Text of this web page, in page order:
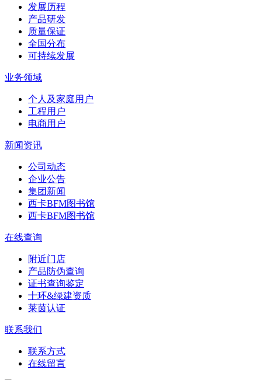
发展历程
产品研发
质量保证
全国分布
可持续发展
业务领域
个人及家庭用户
工程用户
电商用户
新闻资讯
公司动态
企业公告
集团新闻
西卡BFM图书馆
西卡BFM图书馆
在线查询
附近门店
产品防伪查询
证书查询鉴定
十环&绿建资质
莱茵认证
联系我们
联系方式
在线留言